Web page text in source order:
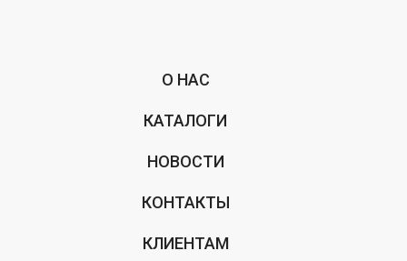
О НАС
КАТАЛОГИ
НОВОСТИ
КОНТАКТЫ
КЛИЕНТАМ